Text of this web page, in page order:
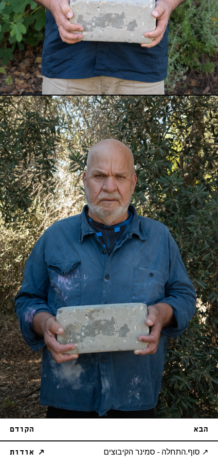
הבא הקודם
↗ סוף.התחלה - סמינר הקיבוצים ↗ אודות